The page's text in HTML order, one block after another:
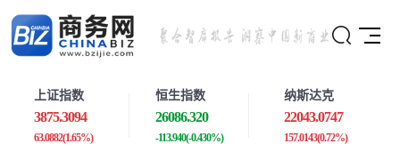
上证指数
3875.3094
63.0882(1.65%)
恒生指数
26086.320
-113.940(-0.430%)
纳斯达克
22043.0747
157.0143(0.72%)